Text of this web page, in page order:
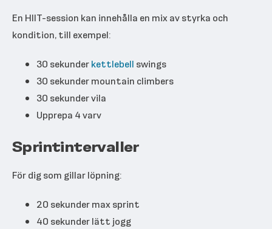
En HIIT-session kan innehålla en mix av styrka och
kondition, till exempel:
30 sekunderkettlebell swings
30 sekunder mountain climbers
30 sekunder vila
Upprepa 4 varv
Sprintintervaller
För dig som gillar löpning:
20 sekunder max sprint
40 sekunder lätt jogg